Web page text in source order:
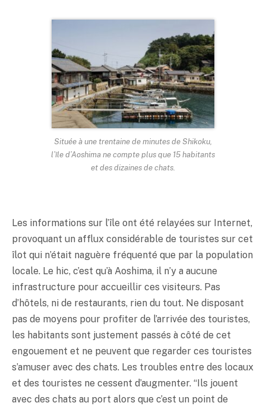
Située à une trentaine de minutes de Shikoku,
l’île d’Aoshima ne compte plus que 15 habitants
et des dizaines de chats.
Les informations sur l’île ont été relayées sur Internet,
provoquant un afflux considérable de touristes sur cet
îlot qui n’était naguère fréquenté que par la population
locale. Le hic, c’est qu’à Aoshima, il n’y a aucune
infrastructure pour accueillir ces visiteurs. Pas
d’hôtels, ni de restaurants, rien du tout. Ne disposant
pas de moyens pour profiter de l’arrivée des touristes,
les habitants sont justement passés à côté de cet
engouement et ne peuvent que regarder ces touristes
s’amuser avec des chats. Les troubles entre des locaux
et des touristes ne cessent d’augmenter. “Ils jouent
avec des chats au port alors que c’est un point de